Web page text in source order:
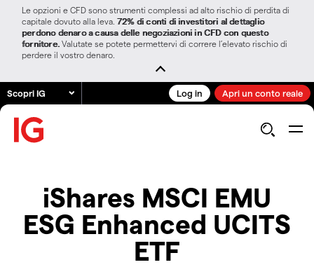
Le opzioni e CFD sono strumenti complessi ad alto rischio di perdita di
capitale dovuto alla leva. 72% di conti di investitori al dettaglio
perdono denaro a causa delle negoziazioni in CFD con questo
fornitore. Valutate se potete permettervi di correre l’elevato rischio di
perdere il vostro denaro.
Scopri IG Log in Apri un conto reale
iShares MSCI EMU
ESG Enhanced UCITS
ETF